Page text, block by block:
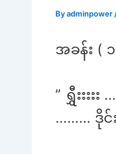
Byadminpower
အခန်း (
” ရွှီးးးးး
……… ဒိုင်း